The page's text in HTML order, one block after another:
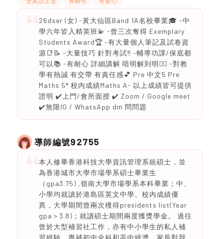
26dser (女) -黃大仙區Band 1A名校畢業🎓 -中
學六年皆入精英班💫 -曾三次奪得 Exemplary
Students Award🏆 -有大量個人筆記及試卷資
源📑📝 -大量技巧 針對考試‼️ -輔導功課/保底都
可以📚 -有耐心 詳細講解 唔明解到明❤️‍🔥 -對教
學有熱誠 有交帶 有責任感💕 Pre 中文5 Pre
Maths 5* 校內成績Maths A- 以上成績皆可提供
證明 ✔️上門/會所面授 ✔️ Zoom / Google meet
✔️無限IG / WhatsApp dm 問問題
導師編號92755
本人修畢香港科技大學資訊管理系統碩士，並
為香港城市大學市場學系碩士畢業生
（gpa3.75) ,嶺南大學市場學系本科畢業；中、
小學均就讀於港島區英文中學。校內成績優
異，大學期間曾兩次穫得presidents list(Year
gpa＞3.8)；就讀碩士期間兩度獲獎學金。 過往
曾於大型補習社工作，亦有中小學生的私人補
習經驗，專補初中全科和高中經濟，家長對我